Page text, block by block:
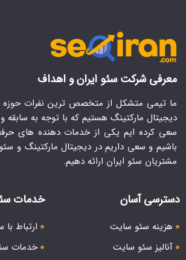
معرفی شرکت سئو ایران و اهداف
ما تیمی متشکل از متخصص ترین نفرات حوزه
دیجیتال مارکتینگ هستیم که با توجه به سابقه
سعی کرده ایم یکی از خدمات دهنده های
باشیم و سعی داریم در دیجیتال مارکتینگ و
مشتریان سئو ایران ارائه دهیم.
دسترسی آسان
هزینه سئو سایت
آنالیز سئو سایت
خدمات
ارتباط با
خدمات